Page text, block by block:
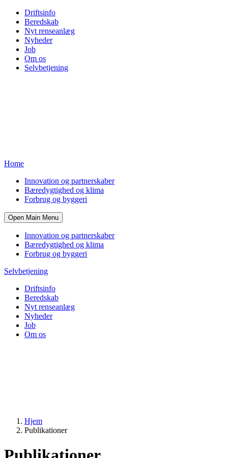
Driftsinfo
Beredskab
Nyt renseanlæg
Nyheder
Job
Om os
Selvbetjening
Home
Innovation og partnerskaber
Bæredygtighed og klima
Forbrug og byggeri
Open Main Menu
Innovation og partnerskaber
Bæredygtighed og klima
Forbrug og byggeri
Selvbetjening
Driftsinfo
Beredskab
Nyt renseanlæg
Nyheder
Job
Om os
Hjem
Publikationer